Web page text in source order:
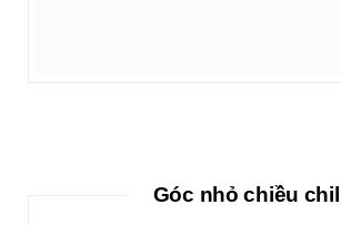
Góc nhỏ chiều chill